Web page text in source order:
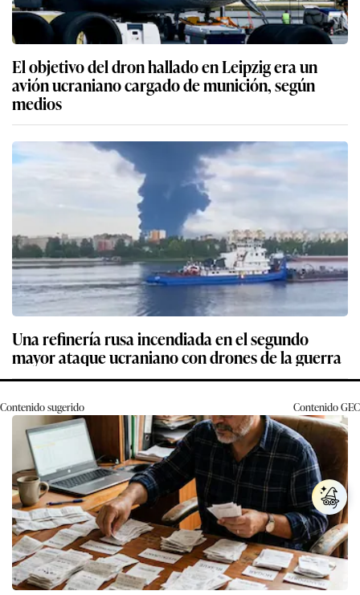
El objetivo del dron hallado en Leipzig era un
avión ucraniano cargado de munición, según
medios
Una refinería rusa incendiada en el segundo
mayor ataque ucraniano con drones de la guerra
Contenido sugerido ContenidoGEC